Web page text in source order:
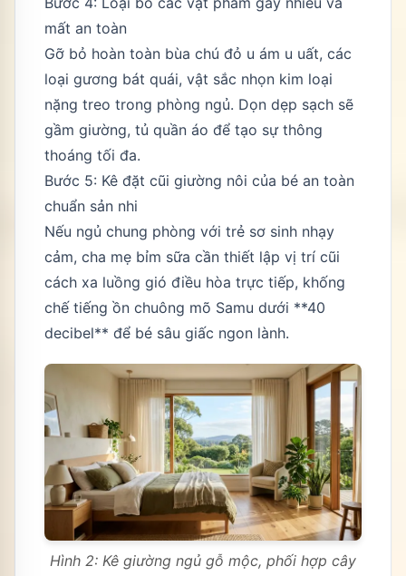
mất an toàn
Gỡ bỏ hoàn toàn bùa chú đỏ u ám u uất, các
loại gương bát quái, vật sắc nhọn kim loại
nặng treo trong phòng ngủ. Dọn dẹp sạch sẽ
gầm giường, tủ quần áo để tạo sự thông
thoáng tối đa.
Bước 5: Kê đặt cũi giường nôi của bé an toàn
chuẩn sản nhi
Nếu ngủ chung phòng với trẻ sơ sinh nhạy
cảm, cha mẹ bỉm sữa cần thiết lập vị trí cũi
cách xa luồng gió điều hòa trực tiếp, khống
chế tiếng ồn chuông mõ Samu dưới **40
decibel** để bé sâu giấc ngon lành.
Hình 2: Kê giường ngủ gỗ mộc, phối hợp cây